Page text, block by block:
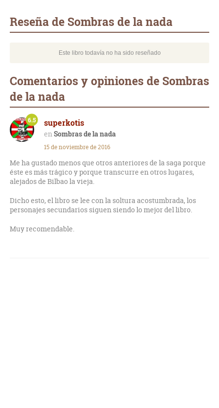
Reseña de Sombras de la nada
Este libro todavía no ha sido reseñado
Comentarios y opiniones de Sombras
de la nada
superkotis
Sombras de la nada
6.5
15 de noviembre de 2016
Me ha gustado menos que otros anteriores de la saga porque
éste es más trágico y porque transcurre en otros lugares,
alejados de Bilbao la vieja.
Dicho esto, el libro se lee con la soltura acostumbrada, los
personajes secundarios siguen siendo lo mejor del libro.
Muy recomendable.